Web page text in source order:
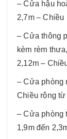
– Cửa hậu
2,7m – Chiều
– Cửa thông
kèm rèm
2,12m –
– Cửa phòng
Chiều rộng từ
– Cửa phòng
1,9m đến